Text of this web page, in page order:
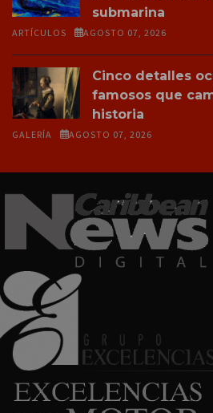
submarina
ARTÍCULOS AGOSTO 07, 2026
Cinco detalles
famosos que
historia
GALERÍA AGOSTO 07, 2026